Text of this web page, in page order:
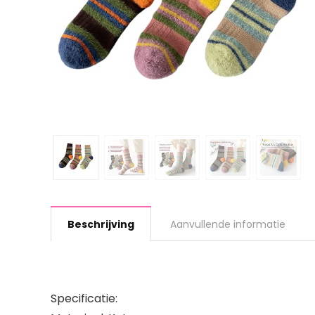
Beschrijving Aanvullende informatie
Specificatie: